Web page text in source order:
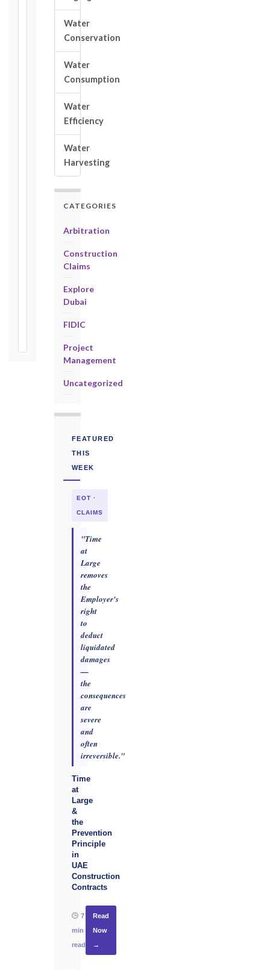
Detailed
Claim:
Unforeseeable
Conditions
(Cl. 4.12):
Notice
soon
Notification
Period:
Taking-
Certificate
Water
Conservation
Water
Consumption
Water
Efficiency
Water
Harvesting
CATEGORIES
Arbitration
Construction
Claims
Explore
Dubai
FIDIC
Project
Management
Uncategorized
FEATURED
THIS
WEEK
EOT ·
CLAIMS
"Time
at
Large
removes
the
Employer's
right
to
deduct
liquidated
damages
—
the
consequences
are
severe
and
often
irreversible."
Time
at
Large
&
the
Prevention
Principle
in
UAE
Construction
Contracts
7
min
read
Read
Now
→